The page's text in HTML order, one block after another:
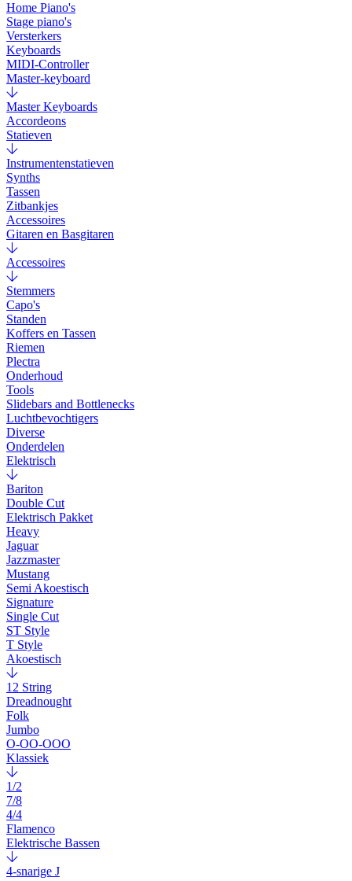
Home Piano's
Stage piano's
Versterkers
Keyboards
MIDI-Controller
Master-keyboard
Master Keyboards
Accordeons
Statieven
Instrumentenstatieven
Synths
Tassen
Zitbankjes
Accessoires
Gitaren en Basgitaren
Accessoires
Stemmers
Capo's
Standen
Koffers en Tassen
Riemen
Plectra
Onderhoud
Tools
Slidebars and Bottlenecks
Luchtbevochtigers
Diverse
Onderdelen
Elektrisch
Bariton
Double Cut
Elektrisch Pakket
Heavy
Jaguar
Jazzmaster
Mustang
Semi Akoestisch
Signature
Single Cut
ST Style
T Style
Akoestisch
12 String
Dreadnought
Folk
Jumbo
O-OO-OOO
Klassiek
1/2
7/8
4/4
Flamenco
Elektrische Bassen
4-snarige J